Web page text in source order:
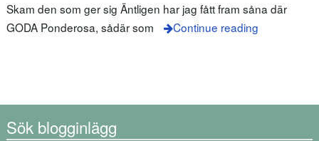
Skam den som ger sig Äntligen har jag fått fram såna där
GODA Ponderosa, sådär som
Continue reading
Sök blogginlägg